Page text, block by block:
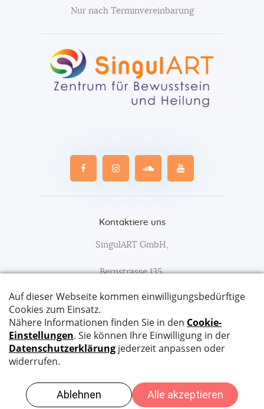
Nur nach Terminvereinbarung
Kontaktiere uns
SingulART GmbH,
Bernstrasse 135,
3627 Heimberg
Tel: 079 652 90 47
Email:info@singulart.ch
SingulART © 2026. All Rights Reserved. WebsiteCompiaz Design